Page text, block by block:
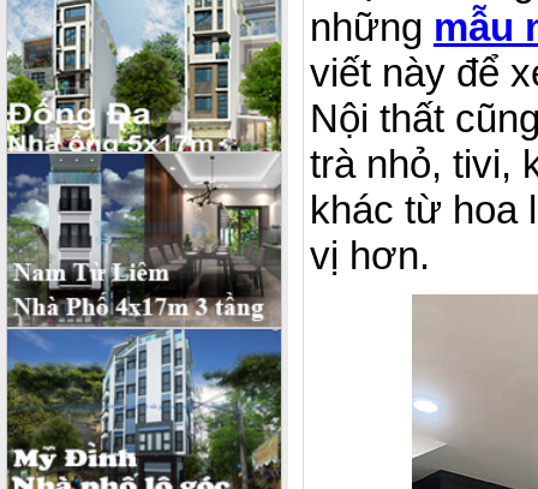
những mẫu
viết này để
Nội thất
trà nhỏ, tivi,
khác từ hoa
vị hơn.